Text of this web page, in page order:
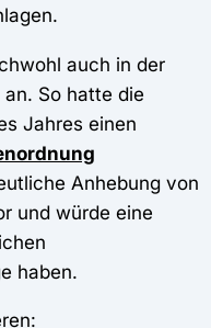
auch in der
an. So hatte die
Jahres einen
Anhebung von
und würde eine
haben.